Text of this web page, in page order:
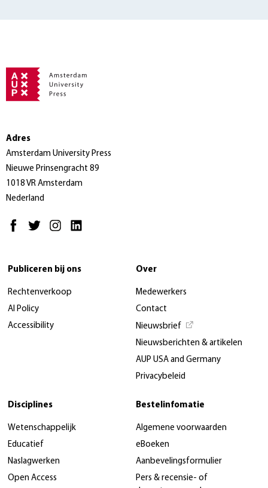
Adres
Amsterdam University Press
Nieuwe Prinsengracht 89
1018 VR Amsterdam
Nederland
Publiceren bij ons
Rechtenverkoop
AI Policy
Accessibility
Over
Medewerkers
Contact
Nieuwsbrief
Nieuwsberichten & artikelen
AUP USA and Germany
Privacybeleid
Disciplines
Wetenschappelijk
Educatief
Naslagwerken
Open Access
Bestelinfomatie
Algemene voorwaarden
eBoeken
Aanbevelingsformulier
Pers & recensie- of